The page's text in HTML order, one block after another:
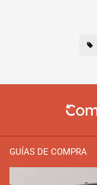
GUÍAS DE COMPRA